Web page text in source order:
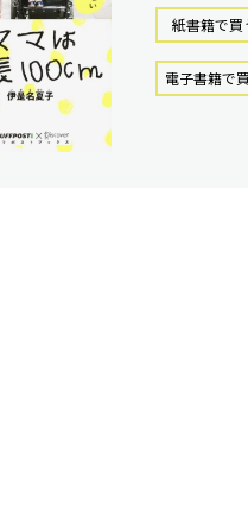
紙書籍で買
電⼦書籍で